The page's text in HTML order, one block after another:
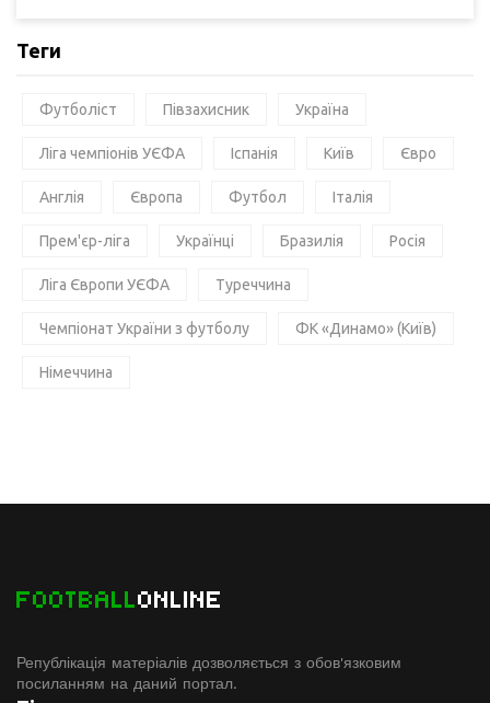
Теги
Футболіст Півзахисник Україна
Ліга чемпіонів УЄФА Іспанія Київ Євро
Англія Європа Футбол Італія
Прем'єр-ліга Українці Бразилія Росія
Ліга Європи УЄФА Туреччина
Чемпіонат України з футболу ФК «Динамо» (Київ)
Німеччина
FOOTBALLONLINE
Републікація матеріалів дозволяється з обов'язковим
посиланням на даний портал.